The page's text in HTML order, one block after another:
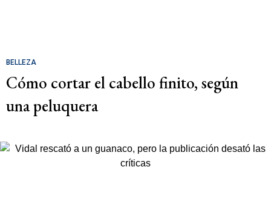
BELLEZA
Cómo cortar el cabello finito, según
una peluquera